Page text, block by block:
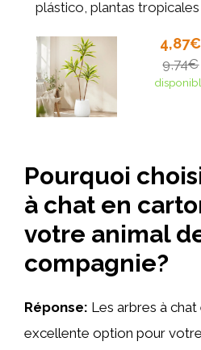
plástico, plantas tropicales
4,87€
9,74€
Pourquoi
à chat en
votre animal
compagnie?
Réponse: Les arbres à
excellente option pour